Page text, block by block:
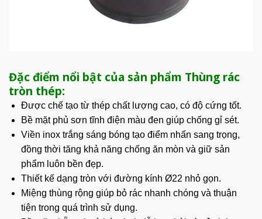
Đặc điểm nổi bật của sản phẩm Thùng rác
tròn thép:
Được chế tạo từ thép chất lượng cao, có độ cứng tốt.
Bề mặt phủ sơn tĩnh điện màu đen giúp chống gỉ sét.
Viền inox trắng sáng bóng tạo điểm nhấn sang trọng,
đồng thời tăng khả năng chống ăn mòn và giữ sản
phẩm luôn bền đẹp.
Thiết kế dạng tròn với đường kính Ø22 nhỏ gọn.
Miệng thùng rộng giúp bỏ rác nhanh chóng và thuận
tiện trong quá trình sử dụng.